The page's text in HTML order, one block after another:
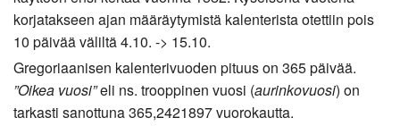
korjatakseen ajan määräytymistä kalenterista otettiin pois
10 päivää väliltä 4.10. -> 15.10.
Gregoriaanisen kalenterivuoden pituus on 365 päivää.
”Oikea vuosi”eli ns. trooppinen vuosi (aurinkovuosi) on
tarkasti sanottuna 365,2421897 vuorokautta.